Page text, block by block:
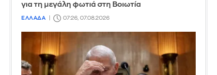
για τη μεγάλη φωτιά στη Βοιωτία
ΕΛΛΑΔΑ 07:26, 07.08.2026